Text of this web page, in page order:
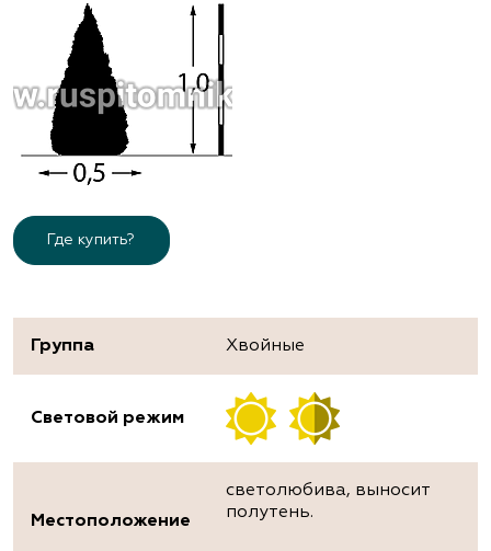
Где купить?
Группа Хвойные
Световой режим
Местоположение
светолюбива, выносит
полутень.